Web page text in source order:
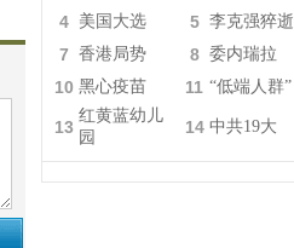
4 美国大选 5 李克强猝逝
7 香港局势 8 委内瑞拉
10 黑心疫苗 11 “低端人群”
13
红黄蓝幼儿
园
14 中共19大